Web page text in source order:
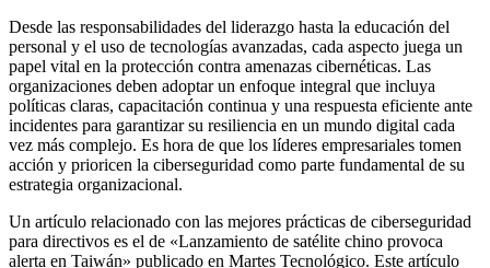
Desde las responsabilidades del liderazgo hasta la educación del
personal y el uso de tecnologías avanzadas, cada aspecto juega un
papel vital en la protección contra amenazas cibernéticas. Las
organizaciones deben adoptar un enfoque integral que incluya
políticas claras, capacitación continua y una respuesta eficiente ante
incidentes para garantizar su resiliencia en un mundo digital cada
vez más complejo. Es hora de que los líderes empresariales tomen
acción y prioricen la ciberseguridad como parte fundamental de su
estrategia organizacional.
Un artículo relacionado con las mejores prácticas de ciberseguridad
para directivos es el de «Lanzamiento de satélite chino provoca
alerta en Taiwán» publicado en Martes Tecnológico. Este artículo